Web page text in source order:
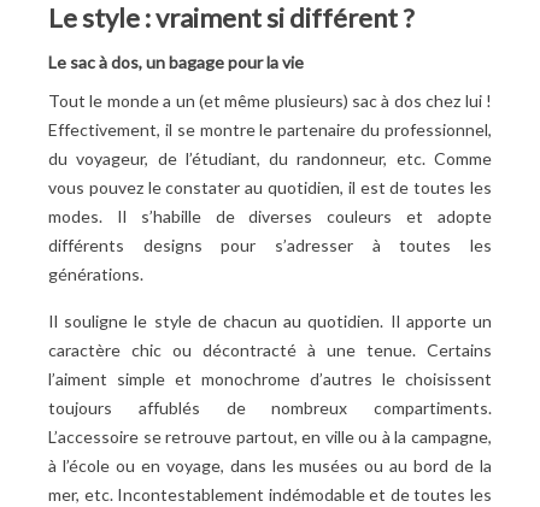
Le style : vraiment si différent ?
Le sac à dos, un bagage pour la vie
Tout le monde a un (et même plusieurs) sac à dos chez lui !
Effectivement, il se montre le partenaire du professionnel,
du voyageur, de l’étudiant, du randonneur, etc. Comme
vous pouvez le constater au quotidien, il est de toutes les
modes. Il s’habille de diverses couleurs et adopte
différents designs pour s’adresser à toutes les
générations.
Il souligne le style de chacun au quotidien. Il apporte un
caractère chic ou décontracté à une tenue. Certains
l’aiment simple et monochrome d’autres le choisissent
toujours affublés de nombreux compartiments.
L’accessoire se retrouve partout, en ville ou à la campagne,
à l’école ou en voyage, dans les musées ou au bord de la
mer, etc. Incontestablement indémodable et de toutes les